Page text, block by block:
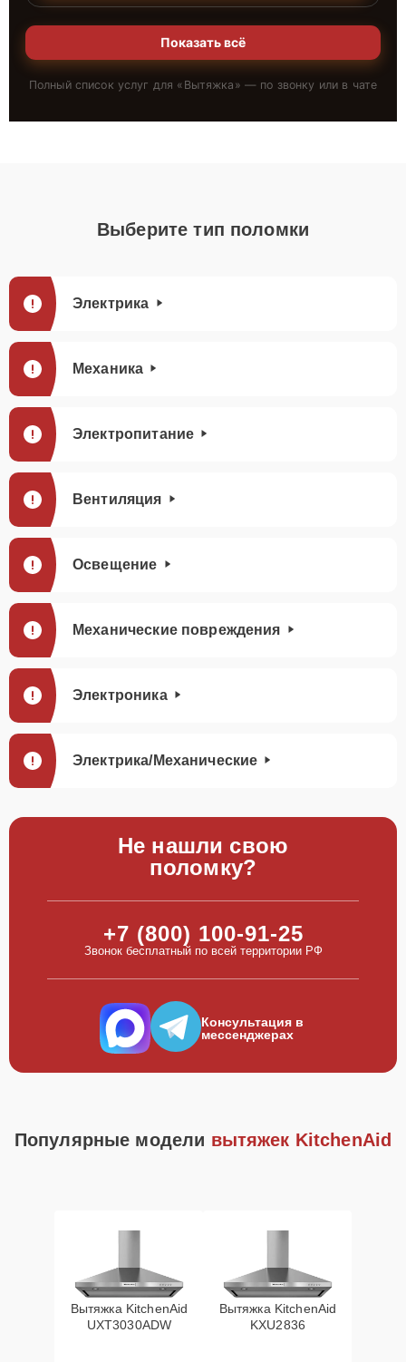
Показать всё
Полный список услуг для « Вытяжка » — по звонку или в чате
Выберите тип поломки
Электрика
Механика
Электропитание
Вентиляция
Освещение
Механические повреждения
Электроника
Электрика/Механические
Не нашли свою
поломку?
+7 (800) 100-91-25
Звонок бесплатный по всей территории РФ
Консультация в
мессенджерах
Популярные модели вытяжек KitchenAid
Вытяжка KitchenAid
UXT3030ADW
Вытяжка KitchenAid
KXU2836